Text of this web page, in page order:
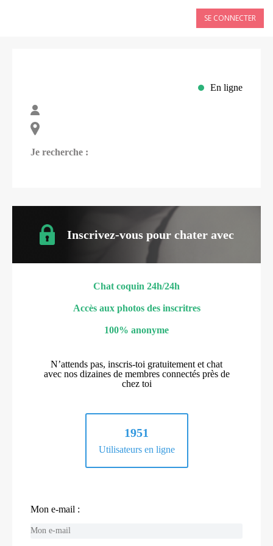
SE CONNECTER
En ligne
Je recherche :
Inscrivez-vous pour chater avec
Chat coquin 24h/24h
Accès aux photos des inscritres
100% anonyme
N’attends pas, inscris-toi gratuitement et chat
avec nos dizaines de membres connectés près de
chez toi
1951
Utilisateurs en ligne
Mon e-mail :